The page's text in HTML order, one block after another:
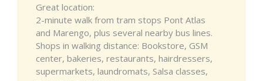
Great location:
2-minute walk from tram stops Pont Atlas
and Marengo, plus several nearby bus lines.
Shops in walking distance: Bookstore, GSM
center, bakeries, restaurants, hairdressers,
supermarkets, laundromats, Salsa classes,